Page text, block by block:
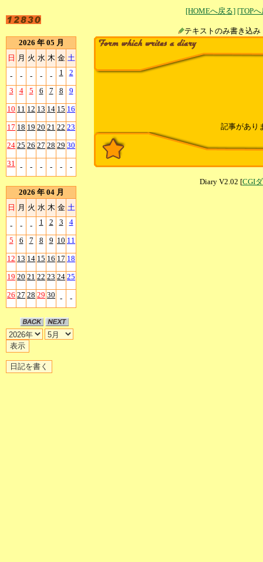
[HOMEへ戻る] [TOP
テキストのみ書
2026 年 05 月
日 月 火 水 木 金 土
- - - - - 1 2
3 4 5 6 7 8 9
10 11 12 13 14 15 16
17 18 19 20 21 22 23
24 25 26 27 28 29 30
31 - - - - - -
2026 年 04 月
日 月 火 水 木 金 土
- - - 1 2 3 4
5 6 7 8 9 10 11
12 13 14 15 16 17 18
19 20 21 22 23 24 25
26 27 28 29 30 - -
記事があり
Diary V2.02 [CGI